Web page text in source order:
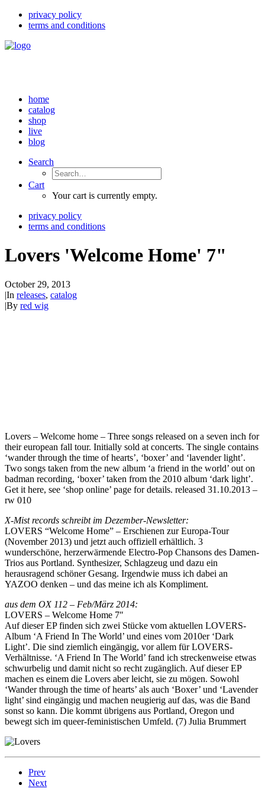
privacy policy
terms and conditions
home
catalog
shop
live
blog
Search
Cart
Your cart is currently empty.
privacy policy
terms and conditions
Lovers 'Welcome Home' 7"
October 29, 2013
|In releases, catalog
|By red wig
Lovers – Welcome home – Three songs released on a seven inch for
their european fall tour. Initially sold at concerts. The single contains
‘wander through the time of hearts’, ‘boxer’ and ‘lavender light’.
Two songs taken from the new album ‘a friend in the world’ out on
badman recording, ‘boxer’ taken from the 2010 album ‘dark light’.
Get it here, see ‘shop online’ page for details. released 31.10.2013 –
rw 010
X-Mist records schreibt im Dezember-Newsletter:
LOVERS “Welcome Home” – Erschienen zur Europa-Tour
(November 2013) und jetzt auch offiziell erhältlich. 3
wunderschöne, herzerwärmende Electro-Pop Chansons des Damen-
Trios aus Portland. Synthesizer, Schlagzeug und dazu ein
herausragend schöner Gesang. Irgendwie muss ich dabei an
YAZOO denken – und das meine ich als Kompliment.
aus dem OX 112 – Feb/März 2014:
LOVERS – Welcome Home 7″
Auf dieser EP finden sich zwei Stücke vom aktuellen LOVERS-
Album ‘A Friend In The World’ und eines vom 2010er ‘Dark
Light’. Die sind ziemlich eingängig, vor allem für LOVERS-
Verhältnisse. ‘A Friend In The World’ fand ich streckenweise etwas
schwurbelig und damit nicht so recht zugänglich. Auf dieser EP
machen es einem die Lovers aber leicht, sie zu mögen. Sowohl
‘Wander through the time of hearts’ als auch ‘Boxer’ und ‘Lavender
light’ sind eingängig und machen neugierig auf das, was die Band
sonst so kann. Die kommt übrigens aus Portland, Oregon und
bewegt sich im queer-feministischen Umfeld. (7) Julia Brummert
Prev
Next